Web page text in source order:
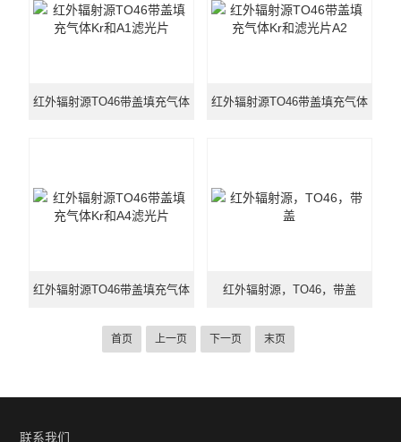
红外辐射源TO46带盖填充气体 红外辐射源TO46带盖填充气体
红外辐射源TO46带盖填充气体
Kr和A4滤光片
红外辐射源，TO46，带盖
首页 上一页 下一页 末页
联系我们